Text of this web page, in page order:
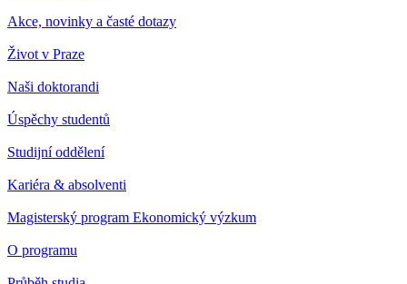
Akce, novinky a časté dotazy
Život v Praze
Naši doktorandi
Úspěchy studentů
Studijní oddělení
Kariéra & absolventi
Magisterský program Ekonomický výzkum
O programu